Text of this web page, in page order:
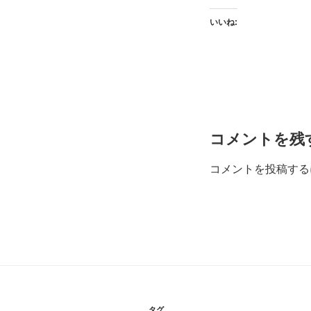
いいね:
コメントを残
コメントを投稿す